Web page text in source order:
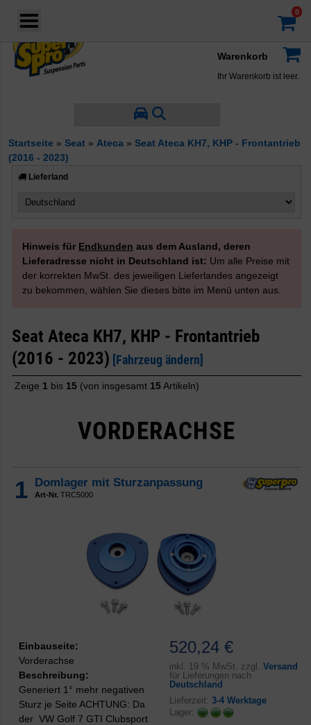
Warenkorb
Ihr Warenkorb ist leer.
Startseite » Seat » Ateca » Seat Ateca KH7, KHP - Frontantrieb
(2016 - 2023)
Lieferland
Hinweis für Endkunden aus dem Ausland, deren
Lieferadresse nicht in Deutschland ist: Um alle Preise mit
der korrekten MwSt. des jeweiligen Lieferlandes angezeigt
zu bekommen, wählen Sie dieses bitte im Menü unten aus.
Seat Ateca KH7, KHP - Frontantrieb
(2016 - 2023)
[Fahrzeug ändern]
Zeige 1 bis 15 (von insgesamt 15Artikeln)
VORDERACHSE
1 Domlager mit Sturzanpassung
Art-Nr. TRC5000
520,24 €
inkl. 19 % MwSt. zzgl. Versand
für Lieferungen nach
Deutschland
Lieferzeit: 3-4 Werktage
Lager:
Einbauseite:
Vorderachse
Beschreibung:
Generiert 1° mehr negativen
Sturz je Seite ACHTUNG: Da
der VW Golf 7 GTI Clubsport